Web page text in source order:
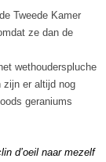
Tweede Kamer
ze dan de
wethouderspluche
zijn er altijd nog
geraniums
d’oeil naar mezelf